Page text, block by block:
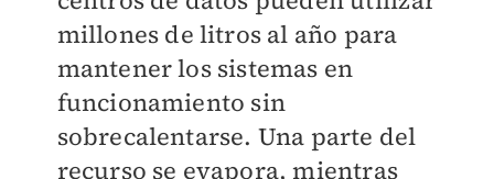
millones de litros al año para
mantener los sistemas en
funcionamiento sin
sobrecalentarse. Una parte del
recurso se evapora, mientras